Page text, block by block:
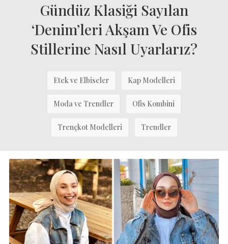
Gündüz Klasiği Sayılan
‘Denim’leri Akşam Ve Ofis
Stillerine Nasıl Uyarlarız?
Etek ve Elbiseler Kap Modelleri
Moda ve Trendler Ofis Kombini
Trençkot Modelleri Trendler